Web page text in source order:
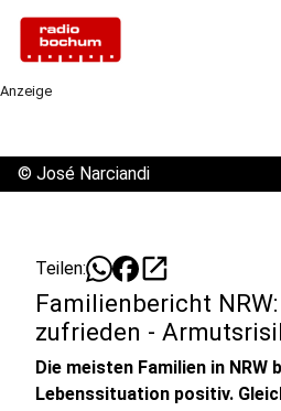
Anzeige
© José Narciandi
Teilen: open_in_new
Familienbericht
zufrieden -
Die meisten Familien in NRW
Lebenssituation positiv.